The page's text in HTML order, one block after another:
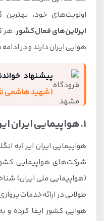
اولویت‌های خود، بهترین
ایرلاین‌های فعال کشور،
هوایی ایران دارند و در
پیشنهاد
(شهید هاشمی
1. هواپیمایی ایران ایر
شرکت‌های هواپیمایی
(هواپیمایی ملی ایران)
طولانی در ارائه خدمات
هوایی کشور ایفا کرده و